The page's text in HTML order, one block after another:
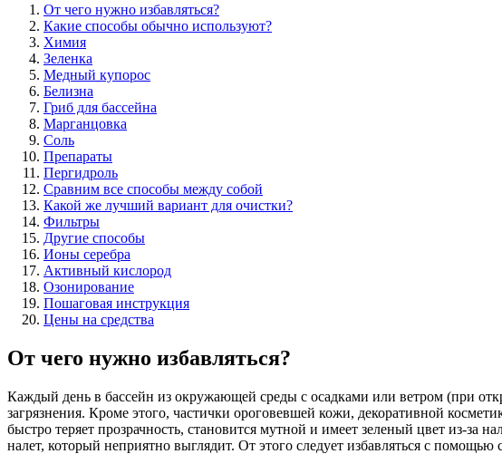
От чего нужно избавляться?
Какие способы обычно используют?
Химия
Зеленка
Медный купорос
Белизна
Гриб для бассейна
Марганцовка
Соль
Препараты
Пергидроль
Сравним все способы между собой
Какой же лучший вариант для очистки?
Фильтры
Другие способы
Ионы серебра
Активный кислород
Озонирование
Пошаговая инструкция
Цены на средства
От чего нужно избавляться?
Каждый день в бассейн из окружающей среды с осадками или ветром (при
загрязнения. Кроме этого, частички ороговевшей кожи, декоративной
быстро теряет прозрачность, становится мутной и имеет зеленый цвет из-за
налет, который неприятно выглядит. От этого следует избавляться с помощью